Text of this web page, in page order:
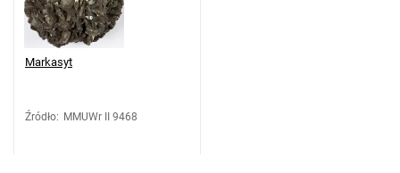
Markasyt
Źródło: MMUWr II 9468